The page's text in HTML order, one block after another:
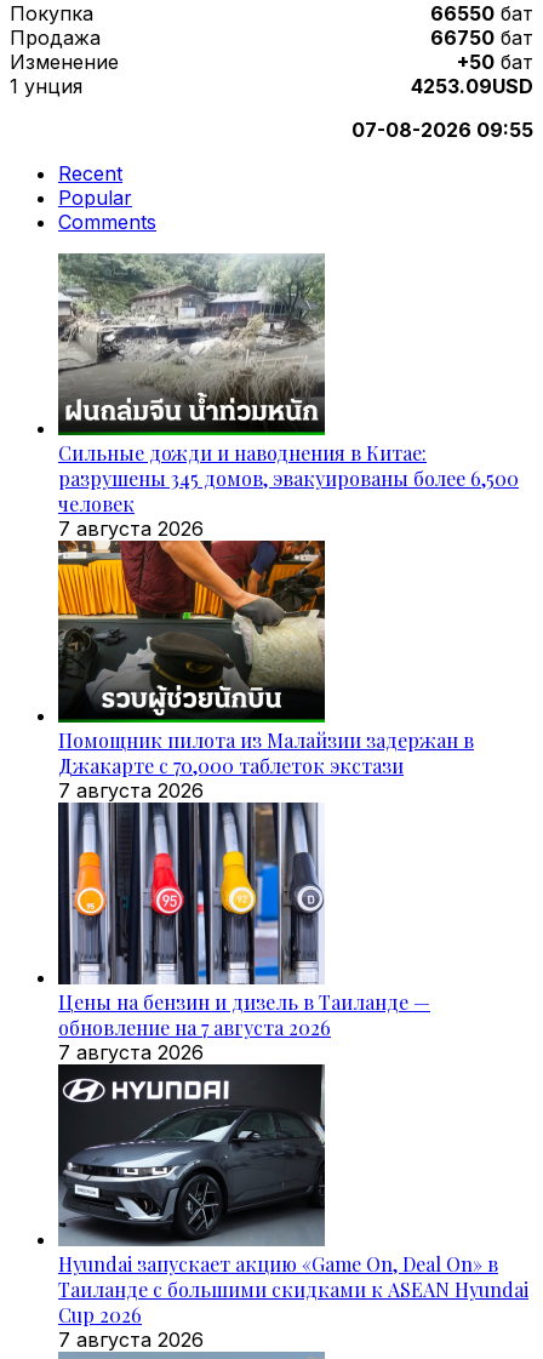
Покупка 66550 бат
Продажа
66750 бат
Изменение
+50 бат
1 унция
4253.09USD
07-08-2026 09:55
Recent
Popular
Comments
Сильные дожди и наводнения в Китае:
разрушены 345 домов, эвакуированы более 6,500
человек
7 августа 2026
Помощник пилота из Малайзии задержан в
Джакарте с 70,000 таблеток экстази
7 августа 2026
Цены на бензин и дизель в Таиланде —
обновление на 7 августа 2026
7 августа 2026
Hyundai запускает акцию «Game On, Deal On» в
Таиланде с большими скидками к ASEAN Hyundai
Cup 2026
7 августа 2026